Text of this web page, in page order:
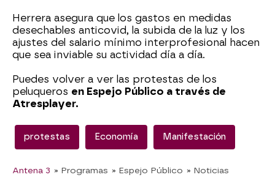
Herrera asegura que los gastos en medidas
desechables anticovid, la subida de la luz y los
ajustes del salario mínimo interprofesional hacen
que sea inviable su actividad día a día.
Puedes volver a ver las protestas de los
peluqueros en Espejo Público a través de
Atresplayer.
protestas Economía Manifestación
Antena 3 » Programas » Espejo Público » Noticias